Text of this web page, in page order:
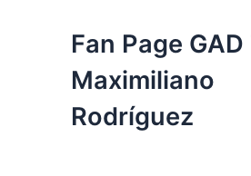
Fan Page
Maximiliano
Rodríguez